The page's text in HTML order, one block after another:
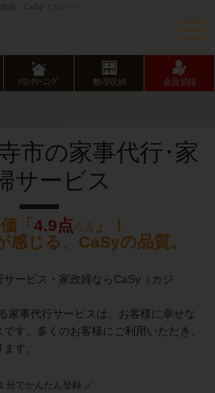
婦「CaSy（カジー）」
ﾊｳｽｸﾘｰﾆﾝｸﾞ 整理収納 会員登録
ス
市の家事代行･家
サービス
「 4.9点/5点
」！
感じる、CaSyの品質。
ービス・家政婦ならCaSy（カジ
家事代行サービスは、お客様に幸せな
す。多くのお客様にご利用いただき、
す。
分でかんたん登録 ／